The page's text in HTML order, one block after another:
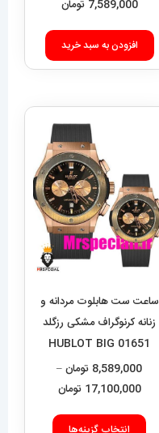
7,589,000 تومان
افزودن به سبد خرید
ساعت ست هابلوت مردانه و
زنانه کرنوگراف مشکی رزگلد
01651 HUBLOT BIG
BANG
8,589,000 تومان–
17,100,000 تومانمحدوده
این